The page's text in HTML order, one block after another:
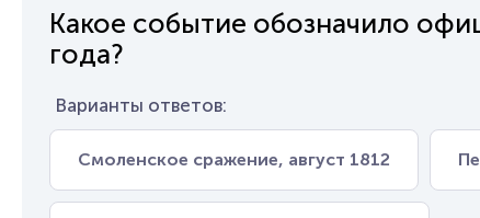
Какое событие обозначило
года?
Варианты ответов:
Смоленское сражение, август 1812